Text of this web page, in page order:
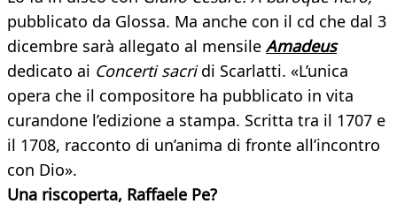
pubblicato da Glossa. Ma anche con il cd che dal 3
dicembre sarà allegato al mensile Amadeus
dedicato ai Concerti sacridi Scarlatti. «L’unica
opera che il compositore ha pubblicato in vita
curandone l’edizione a stampa. Scritta tra il 1707 e
il 1708, racconto di un’anima di fronte all’incontro
con Dio».
Una riscoperta, Raffaele Pe?